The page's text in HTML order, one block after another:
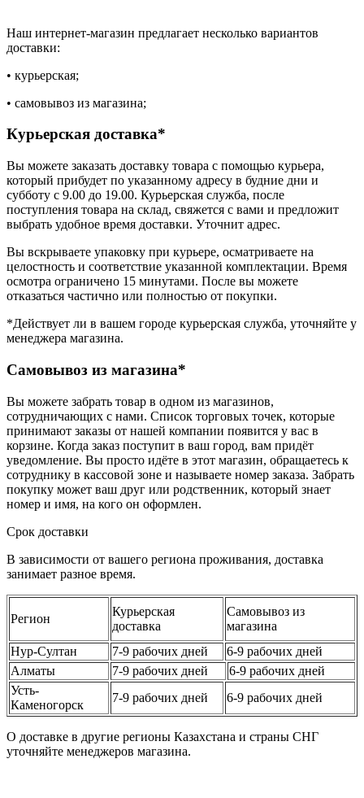
Наш интернет-магазин предлагает несколько вариантов
доставки:
• курьерская;
• самовывоз из магазина;
Курьерская доставка*
Вы можете заказать доставку товара с помощью курьера,
который прибудет по указанному адресу в будние дни и
субботу с 9.00 до 19.00. Курьерская служба, после
поступления товара на склад, свяжется с вами и предложит
выбрать удобное время доставки. Уточнит адрес.
Вы вскрываете упаковку при курьере, осматриваете на
целостность и соответствие указанной комплектации. Время
осмотра ограничено 15 минутами. После вы можете
отказаться частично или полностью от покупки.
*Действует ли в вашем городе курьерская служба, уточняйте у
менеджера магазина.
Самовывоз из магазина*
Вы можете забрать товар в одном из магазинов,
сотрудничающих с нами. Список торговых точек, которые
принимают заказы от нашей компании появится у вас в
корзине. Когда заказ поступит в ваш город, вам придёт
уведомление. Вы просто идёте в этот магазин, обращаетесь к
сотруднику в кассовой зоне и называете номер заказа. Забрать
покупку может ваш друг или родственник, который знает
номер и имя, на кого он оформлен.
Срок доставки
В зависимости от вашего региона проживания, доставка
занимает разное время.
Регион
Курьерская
доставка
Самовывоз из
магазина
Нур-Султан
7-9 рабочих дней
6-9 рабочих дней
Алматы
7-9 рабочих дней
6-9 рабочих дней
Усть-
Каменогорск
7-9 рабочих дней 6-9 рабочих дней
О доставке в другие регионы Казахстана и страны СНГ
уточняйте менеджеров магазина.